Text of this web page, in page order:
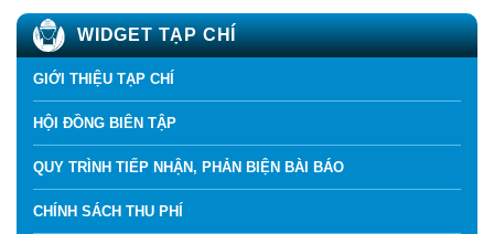
WIDGET TẠP CHÍ
GIỚI THIỆU TẠP CHÍ
HỘI ĐỒNG BIÊN TẬP
QUY TRÌNH TIẾP NHẬN, PHẢN BIỆN BÀI BÁO
CHÍNH SÁCH THU PHÍ